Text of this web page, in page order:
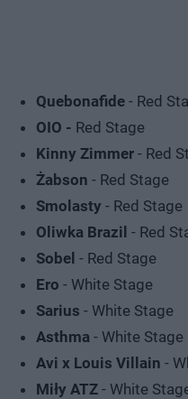
Quebonafide - Red
OIO - Red Stage
Kinny Zimmer - Red
Żabson - Red Stage
Smolasty - Red Stage
Oliwka Brazil - Red
Sobel - Red Stage
Ero - White Stage
Sarius - White Stage
Asthma - White Stage
Avi x Louis Villain -
Miły ATZ - White